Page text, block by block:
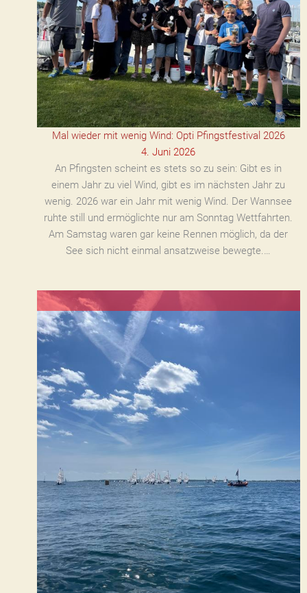
Mal wieder mit wenig Wind: Opti Pfingstfestival 2026
4. Juni 2026
An Pfingsten scheint es stets so zu sein: Gibt es in
einem Jahr zu viel Wind, gibt es im nächsten Jahr zu
wenig. 2026 war ein Jahr mit wenig Wind. Der Wannsee
ruhte still und ermöglichte nur am Sonntag Wettfahrten.
Am Samstag waren gar keine Rennen möglich, da der
See sich nicht einmal ansatzweise bewegte.…